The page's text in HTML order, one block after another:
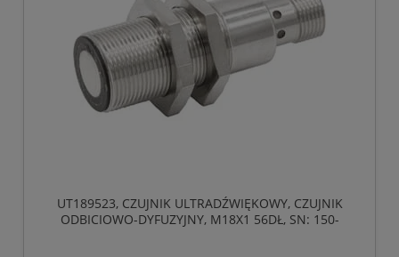
UT189523, CZUJNIK ULTRADŹWIĘKOWY, CZUJNIK
ODBICIOWO-DYFUZYJNY, M18X1 56DŁ, SN: 150-